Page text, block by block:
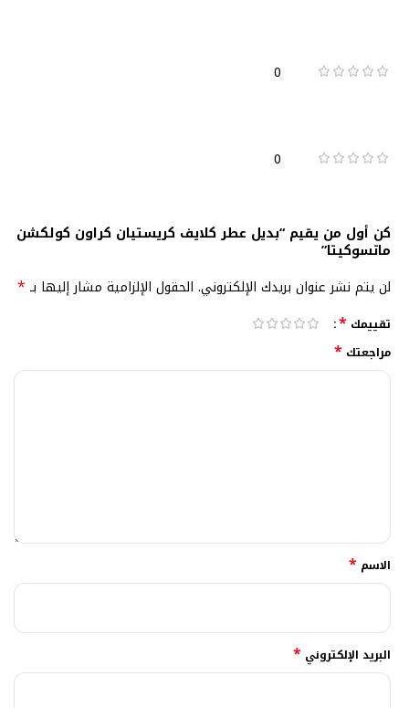
0
0
كن أول من يقيم “بديل عطر كلايف كريستيان كراون كولكشن
ماتسوكيتا”
لن يتم نشر عنوان بريدك الإلكتروني. الحقول الإلزامية مشار إليها بـ *
تقييمك *
مراجعتك *
الاسم *
البريد الإلكتروني *